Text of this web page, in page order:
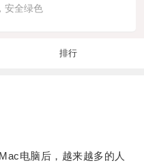
安全绿色
排行
电脑后，越来越多的人